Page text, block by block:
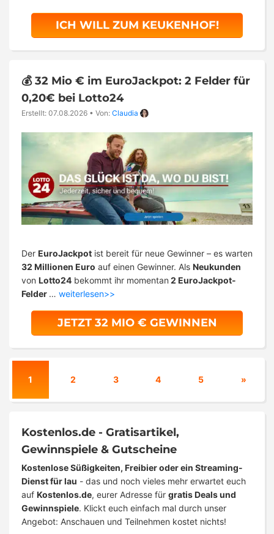
ICH WILL ZUM KEUKENHOF!
💰 32 Mio € im EuroJackpot: 2 Felder für
0,20€ bei Lotto24
Erstellt: 07.08.2026 • Von: Claudia
Der EuroJackpot ist bereit für neue Gewinner – es warten
32 Millionen Euro auf einen Gewinner. Als Neukunden
von Lotto24 bekommt ihr momentan 2 EuroJackpot-
Felder … weiterlesen>>
JETZT 32 MIO € GEWINNEN
1 2 3 4 5 »
Kostenlos.de - Gratisartikel,
Gewinnspiele & Gutscheine
Kostenlose Süßigkeiten, Freibier oder ein Streaming-
Dienst für lau - das und noch vieles mehr erwartet euch
auf Kostenlos.de, eurer Adresse für gratis Deals und
Gewinnspiele. Klickt euch einfach mal durch unser
Angebot: Anschauen und Teilnehmen kostet nichts!